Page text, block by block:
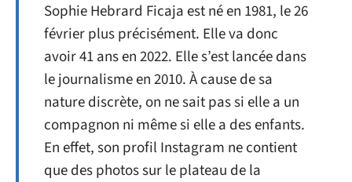
Sophie Hebrard Ficaja est né en 1981, le 26
février plus précisément. Elle va donc
avoir 41 ans en 2022. Elle s’est lancée dans
le journalisme en 2010. À cause de sa
nature discrète, on ne sait pas si elle a un
compagnon ni même si elle a des enfants.
En effet, son profil Instagram ne contient
que des photos sur le plateau de la